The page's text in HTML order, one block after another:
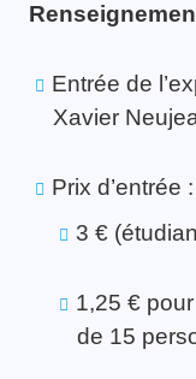
Entrée de
Xavier
Prix d’entrée :
3 €
1,25 €
de 15